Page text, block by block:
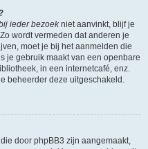
ieder bezoekniet aanvinkt, blijf je
wordt vermeden dat anderen je
moet je bij het aanmelden die
je gebruik maakt van een openbare
in een internetcafé, enz.
beheerder deze uitgeschakeld.
door phpBB3 zijn aangemaakt,